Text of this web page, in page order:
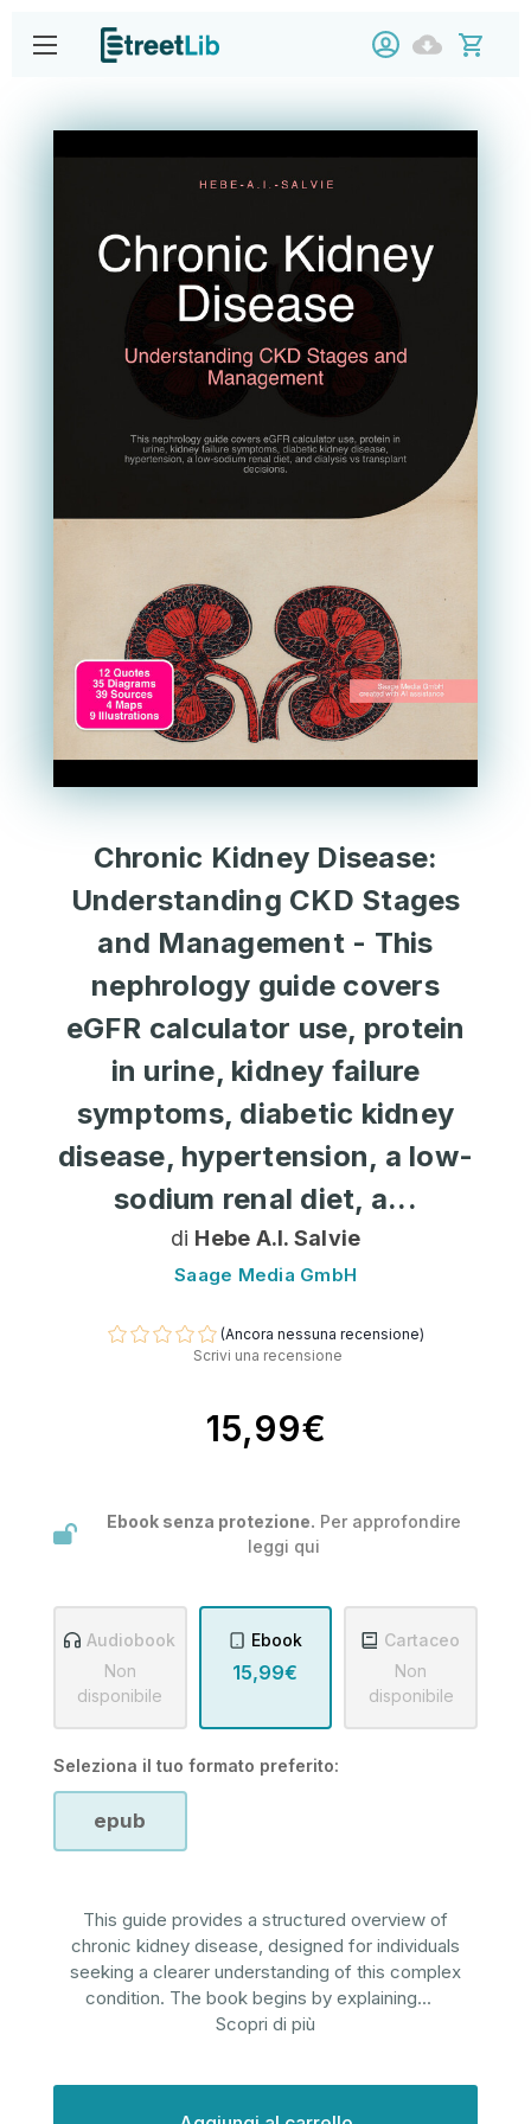
Chronic Kidney Disease:
Understanding CKD Stages
and Management - This
nephrology guide covers
eGFR calculator use, protein
in urine, kidney failure
symptoms, diabetic kidney
disease, hypertension, a low-
sodium renal diet, a...
di Hebe A.I. Salvie
Saage Media GmbH
(Ancora nessuna recensione)
Scrivi una recensione
15,99€
Ebook senza protezione. Per approfondire
leggi qui
Audiobook
Non
disponibile
Ebook
15,99€
Cartaceo
Non
disponibile
Seleziona il tuo formato preferito:
epub
This guide provides a structured overview of
chronic kidney disease, designed for individuals
seeking a clearer understanding of this complex
condition. The book begins by explaining...
Scopri di più